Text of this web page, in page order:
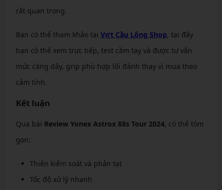
rất quan trọng.
Bạn có thể tham khảo tại Vợt Cầu Lông Shop, tại đây
bạn có thể xem trực tiếp, test cầm tay và được tư vấn
mức căng dây, grip phù hợp lối đánh thay vì mua theo
cảm tính.
Kết luận
Qua bài Review Yonex Astrox 88s Tour 2024, có thể tóm
gọn:
Thiên kiểm soát và phản tạt
Tốc độ xử lý nhanh